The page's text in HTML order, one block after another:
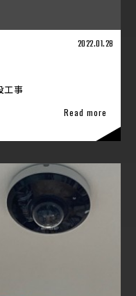
2022.01.28
工事
Read more